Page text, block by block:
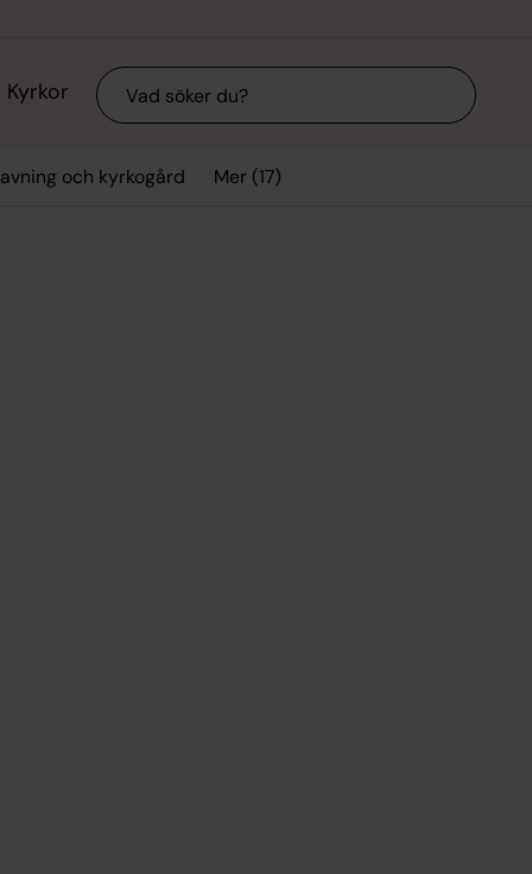
Kyrkor Sök
och kyrkogård Mer (17)